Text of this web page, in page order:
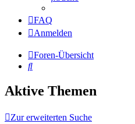
FAQ
Anmelden
Foren-Übersicht
Suche
Aktive Themen
Zur erweiterten Suche